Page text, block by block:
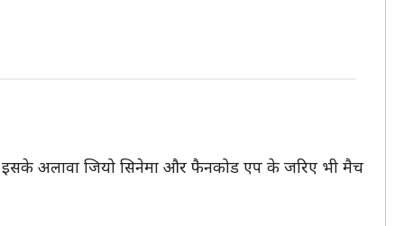
इसके अलावा जियो सिनेमा और फैनकोड एप के जरिए भी मैच